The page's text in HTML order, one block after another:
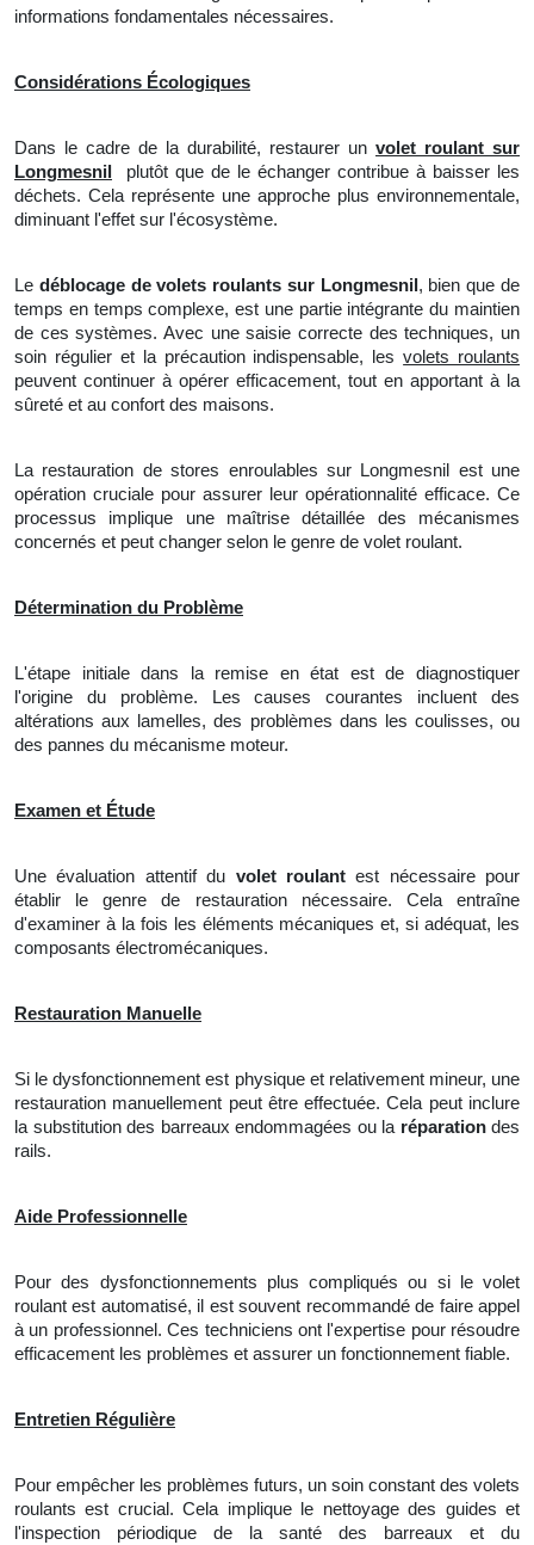
informations fondamentales nécessaires.
Considérations Écologiques
Dans le cadre de la durabilité, restaurer un volet roulant sur
Longmesnil
plutôt que de le échanger contribue à baisser les
déchets. Cela représente une approche plus environnementale,
diminuant l'effet sur l'écosystème.
Le déblocage de volets roulants sur Longmesnil , bien que de
temps en temps complexe, est une partie intégrante du maintien
de ces systèmes. Avec une saisie correcte des techniques, un
soin régulier et
la précaution indispensable, lesvolets roulants
peuvent continuer à opérer efficacement, tout en apportant à la
sûreté et au confort des maisons.
La restauration de stores enroulables sur Longmesnil est une
opération cruciale pour assurer leur opérationnalité efficace. Ce
processus implique une maîtrise détaillée des mécanismes
concernés et peut changer selon le genre de volet roulant.
Détermination du Problème
L'étape initiale dans la remise en état est de diagnostiquer
l'origine du problème. Les causes courantes incluent des
altérations aux lamelles, des problèmes dans les coulisses, ou
des pannes du mécanisme moteur.
Examen et Étude
Uneévaluation attentif du volet roulantest nécessaire pour
établir
legenre de restauration nécessaire. Cela entraîne
d'examiner à la fois les éléments mécaniques et, si adéquat, les
composants électromécaniques.
Restauration Manuelle
Si le dysfonctionnement est physique et relativement mineur, une
restauration manuellement peut être effectuée. Cela peut inclure
la substitution des barreaux endommagées ou la réparationdes
rails.
Aide Professionnelle
Pour des dysfonctionnements plus compliqués ou si le volet
roulant est automatisé, il est souvent recommandé de faire appel
à un professionnel. Ces techniciens ont l'expertise pour résoudre
efficacement les problèmes et assurer un fonctionnement fiable.
Entretien Régulière
Pour empêcher les problèmes futurs, un soin constant des volets
roulants est crucial. Cela implique
le nettoyage des guides et
l'inspection périodique de la santé des barreaux et du